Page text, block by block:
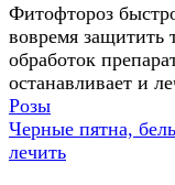
Фитофтороз
вовремя защитить
обработок
останавливает и
Розы
Черные пятна,
лечить